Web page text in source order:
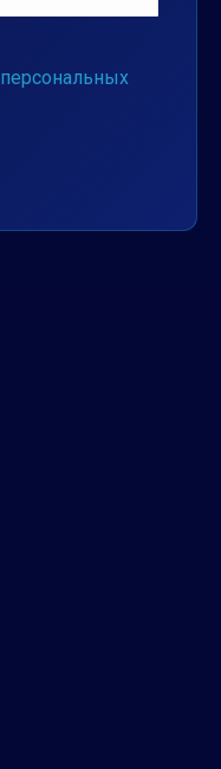
персональных